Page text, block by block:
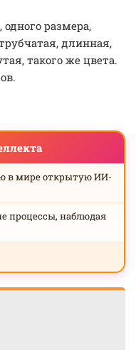
размера,
длинная,
такого же цвета.
в мире открытую ИИ-
процессы, наблюдая